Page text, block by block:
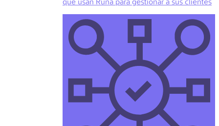
que usan Runa para gestionar a sus clientes